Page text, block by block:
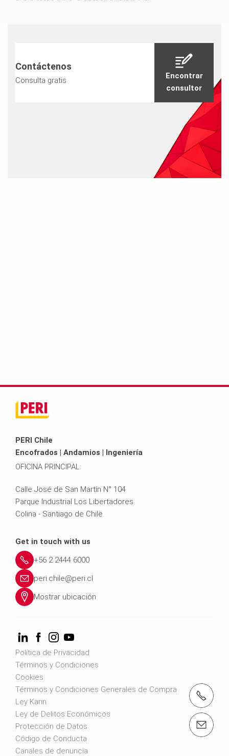
teléfono: +56 2 2444 6000
Contáctenos
Consulta gratis
Encontrar
consultor
PERI Chile
Encofrados | Andamios | Ingeniería
OFICINA PRINCIPAL:
Calle José de San Martín N° 104
Parque Industrial Los Libertadores.
Colina - Santiago de Chile.
Get in touch with us
+56 2 2444 6000
peri.chile@peri.cl
Mostrar ubicación
Política de Privacidad
Términos y Condiciones
Cookies
Términos y Condiciones Generales de Compra
Ley Karin
Ley de Delitos Económicos
Protección de Datos
Código de Conducta
Canales de denuncia